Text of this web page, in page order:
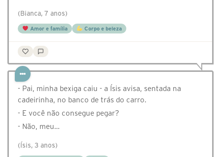
(Bianca, 7 anos)
Amor e família Corpo e beleza
- Pai, minha bexiga caiu - a Ísis avisa, sentada na
cadeirinha, no banco de trás do carro.
- E você não consegue pegar?
- Não, meu…
(Ísis, 3 anos)